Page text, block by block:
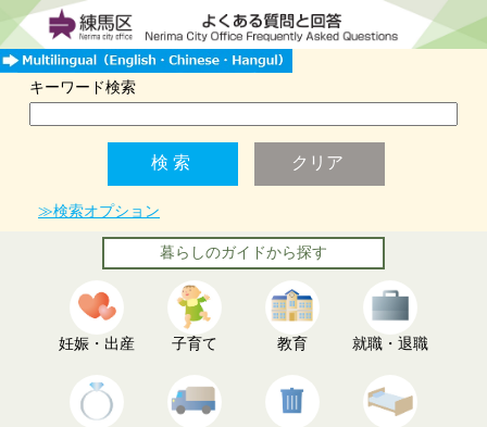
キーワード検索
≫検索オプション
暮らしのガイドから探す
妊娠・出産 子育て 教育 就職・退職